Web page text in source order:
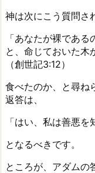
神は次にこう質問さ
「あなたが裸であ
と、命じておいた木
（創世記3:12）
食べたのか、と尋ね
返答は、
「はい、私は善悪を
となるべきです。
ところが、アダムの